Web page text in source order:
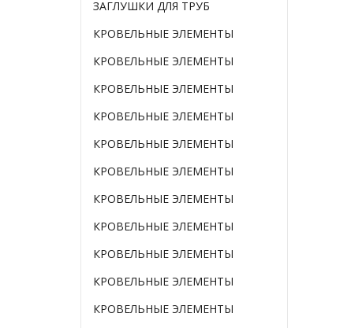
ЗАГЛУШКИ ДЛЯ ТРУБ
КРОВЕЛЬНЫЕ ЭЛЕМЕНТЫ
КРОВЕЛЬНЫЕ ЭЛЕМЕНТЫ
КРОВЕЛЬНЫЕ ЭЛЕМЕНТЫ
КРОВЕЛЬНЫЕ ЭЛЕМЕНТЫ
КРОВЕЛЬНЫЕ ЭЛЕМЕНТЫ
КРОВЕЛЬНЫЕ ЭЛЕМЕНТЫ
КРОВЕЛЬНЫЕ ЭЛЕМЕНТЫ
КРОВЕЛЬНЫЕ ЭЛЕМЕНТЫ
КРОВЕЛЬНЫЕ ЭЛЕМЕНТЫ
КРОВЕЛЬНЫЕ ЭЛЕМЕНТЫ
КРОВЕЛЬНЫЕ ЭЛЕМЕНТЫ